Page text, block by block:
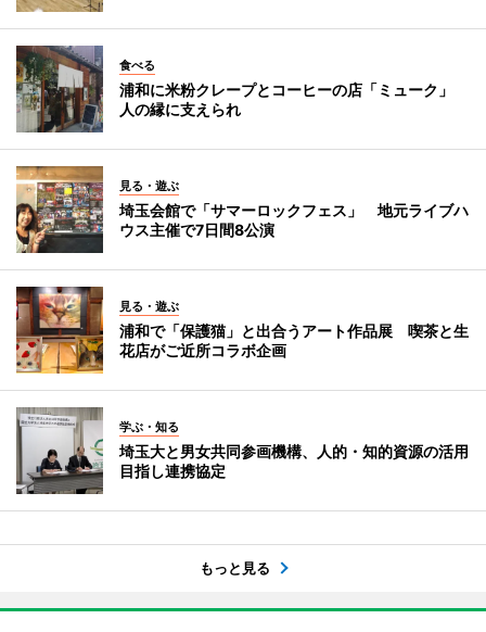
食べる
浦和に米粉クレープとコーヒーの店「ミューク」
人の縁に支えられ
見る・遊ぶ
埼玉会館で「サマーロックフェス」 地元ライブハ
ウス主催で7日間8公演
見る・遊ぶ
浦和で「保護猫」と出合うアート作品展 喫茶と生
花店がご近所コラボ企画
学ぶ・知る
埼玉大と男女共同参画機構、人的・知的資源の活用
目指し連携協定
もっと見る